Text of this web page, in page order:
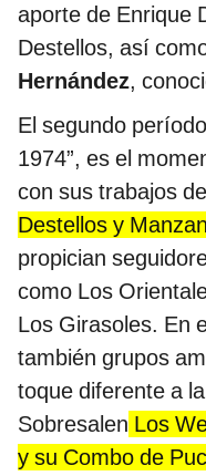
aporte de Enrique
Destellos, así
Hernández,
El segundo
1974”, es el
con sus trabajos
Destellos y
propician
como Los
Los Girasoles. En
también grupos
toque diferente a
Sobresalen Los
y su Combo de